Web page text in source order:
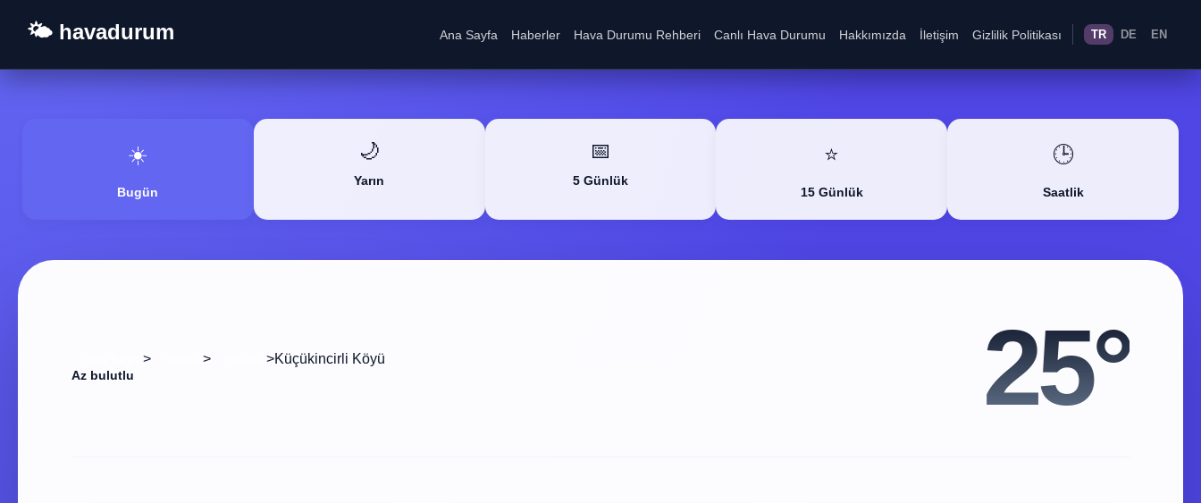
🌤️ havadurum Ana Sayfa Haberler Hava Durumu Rehberi Canlı Hava Durumu Hakkımızda İletişim Gizlilik Politikası TR DE EN
☀️
Bugün
🌙
Yarın
📅
5 Günlük
⭐
15 Günlük
🕒
Saatlik
> > >Küçükincirli Köyü
Az bulutlu 25°